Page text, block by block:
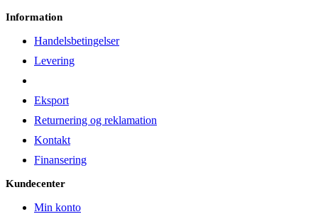
Information
Handelsbetingelser
Levering
Eksport
Returnering og reklamation
Kontakt
Finansering
Kundecenter
Min konto